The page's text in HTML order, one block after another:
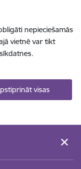
nepieciešamās
vietnē var tikt
visas